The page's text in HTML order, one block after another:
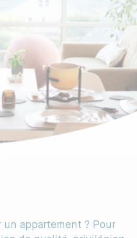
un appartement ? Pour
logement plus
reconnu
CERTIFICATION
maison